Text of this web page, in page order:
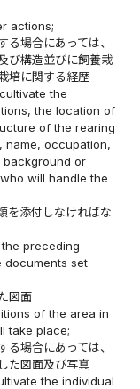
actions;
場合にあっては、
び構造並びに飼養栽
培に関する経歴
the
the location of
of the rearing
name, occupation,
background or
will handle the
を添付しなければな
preceding
documents set
図面
of the area in
take place;
場合にあっては、
た図面及び写真
the individual